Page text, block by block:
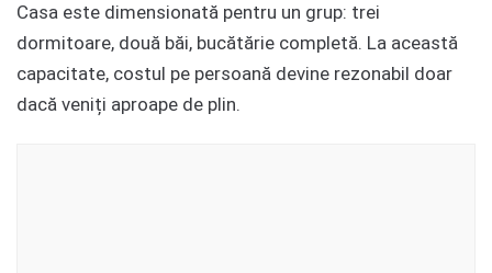
Casa este dimensionată pentru un grup: trei
dormitoare, două băi, bucătărie completă. La această
capacitate, costul pe persoană devine rezonabil doar
dacă veniți aproape de plin.